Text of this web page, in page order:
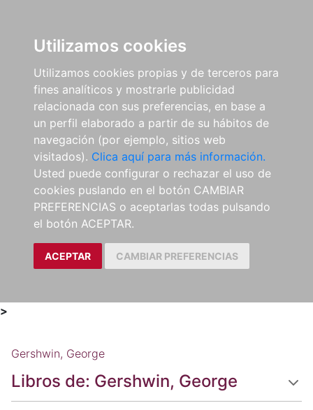
Utilizamos cookies
Utilizamos cookies propias y de terceros para
fines analíticos y mostrarle publicidad
relacionada con sus preferencias, en base a
un perfil elaborado a partir de su hábitos de
navegación (por ejemplo, sitios web
visitados). Clica aquí para más información.
Usted puede configurar o rechazar el uso de
cookies puslando en el botón CAMBIAR
PREFERENCIAS o aceptarlas todas pulsando
el botón ACEPTAR.
ACEPTAR CAMBIAR PREFERENCIAS
>
Gershwin, George
Libros de: Gershwin, George